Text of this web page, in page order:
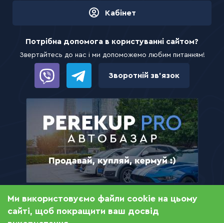
Кабінет
Потрібна допомога в користуванні сайтом?
Звертайтесь до нас і ми допоможемо любим питанням!
Зворотній зв’язок
© 2021 ZEMLYA.PRO — сайт оголошень з продажу,
купівлі та оренди землі та нерухомості
Ми використовуємо файли cookie на цьому
сайті, щоб покращити ваш досвід